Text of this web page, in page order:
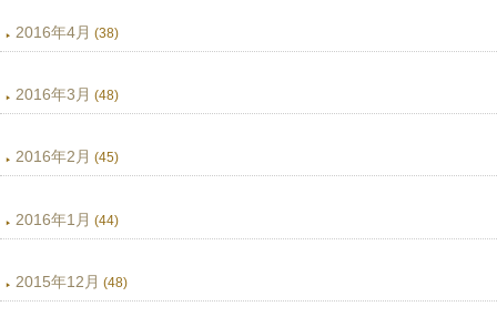
2016年4月 (38)
2016年3月 (48)
2016年2月 (45)
2016年1月 (44)
2015年12月 (48)